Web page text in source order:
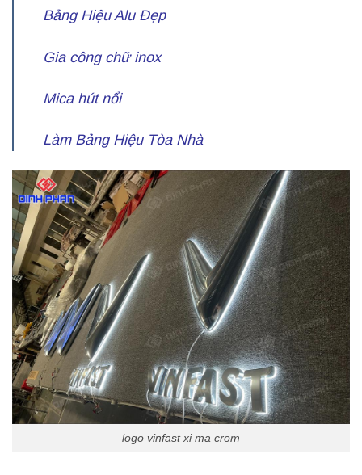
Bảng Hiệu Alu Đẹp
Gia công chữ inox
Mica hút nổi
Làm Bảng Hiệu Tòa Nhà
logo vinfast xi mạ crom